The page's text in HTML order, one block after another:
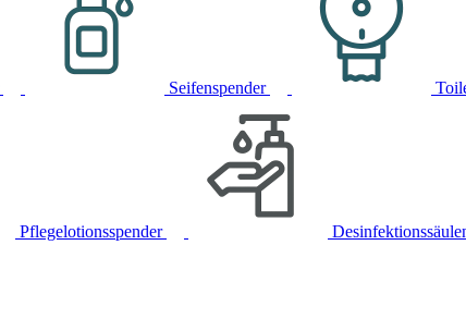
Seifenspender
Pflegelotionsspender